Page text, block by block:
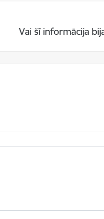
Vai šī informācija